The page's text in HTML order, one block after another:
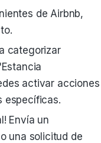
de Airbnb,
categorizar
activar acciones
específicas.
Envía un
una solicitud de